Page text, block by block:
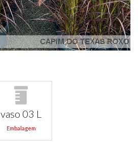
vaso 03 L
Embalagem